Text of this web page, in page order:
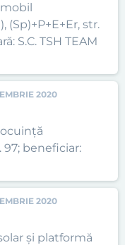
str.
S.C. TSH TEAM
2020
97; beneficiar:
2020
și platformă